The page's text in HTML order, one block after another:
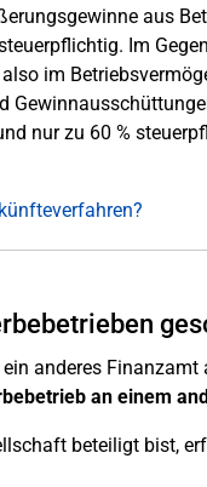
aus
Im
im
nur zu 60 %
anderes
an einem
beteiligt bist,